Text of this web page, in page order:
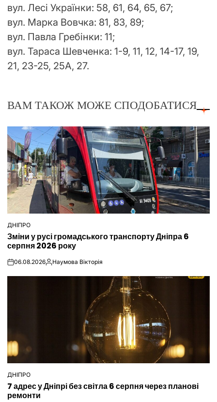
вул. Лесі Українки: 58, 61, 64, 65, 67;
вул. Марка Вовчка: 81, 83, 89;
вул. Павла Гребінки: 11;
вул. Тараса Шевченка: 1-9, 11, 12, 14-17, 19,
21, 23-25, 25А, 27.
ВАМ ТАКОЖ МОЖЕ СПОДОБАТИСЯ
ОПУБЛІКУВАТИ
У
ДНІПРО
Зміни у русі громадського транспорту Дніпра 6
серпня 2026 року
on06.08.2026Опубліковано
Наумова Вікторія
ОПУБЛІКУВАТИ
У
ДНІПРО
7 адрес у Дніпрі без світла 6 серпня через планові
ремонти